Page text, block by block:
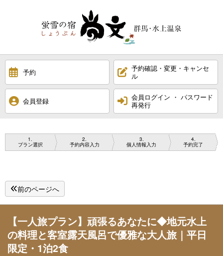
予約
予約確認・変更・キャンセ
ル
会員登録
会員ログイン ・ パスワード
再発行
1
プラン選択
2
予約内容入力
3
個人情報入力
4
予約完了
前のページへ
【一人旅プラン】頑張るあなたに◆地元水上
の料理と客室露天風呂で優雅な大人旅｜平日
限定・1泊2食